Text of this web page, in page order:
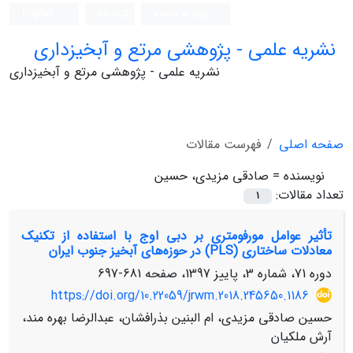
نشریه علمی - پژوهشی مرتع و آبخیزداری
نشریه علمی - پژوهشی مرتع و آبخیزداری
صفحه اصلی
فهرست مقالات
نویسنده = صادقی مزیدی، حسین
تعداد مقالات:
1
تأثیر عوامل مورفومتری بر دبی اوج با استفاده از تکنیک
معادلات ساختاری (PLS) در حوزه‌‌های آبخیز جنوب ایران
دوره 71، شماره 3، پاییز 1397، صفحه
681-697
https://doi.org/10.22059/jrwm.2018.245650.1186
حسین صادقی مزیدی، ام البنین بذرافشان، عبدالرضا بهره مند،
آرش ملکیان